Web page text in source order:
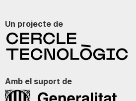
Un projecte de
Amb el suport de